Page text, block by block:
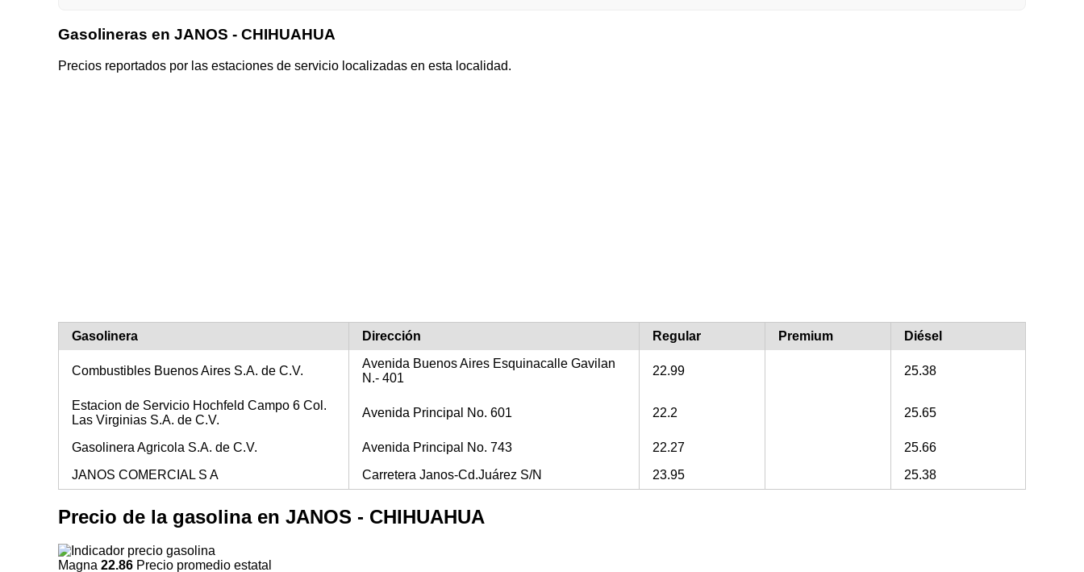
Gasolineras en JANOS - CHIHUAHUA
Precios reportados por las estaciones de servicio localizadas en esta localidad.
Gasolinera Dirección Regular Premium Diésel
Combustibles Buenos Aires S.A. de C.V.
Avenida Buenos Aires Esquinacalle Gavilan
N.- 401
22.99 25.38
Estacion de Servicio Hochfeld Campo 6 Col.
Las Virginias S.A. de C.V.
Avenida Principal No. 601 22.2 25.65
Gasolinera Agricola S.A. de C.V. Avenida Principal No. 743 22.27
25.66
JANOS COMERCIAL S A
Carretera Janos-Cd.Juárez S/N 23.95 25.38
Precio de la gasolina en JANOS - CHIHUAHUA
Magna 22.86 Precio promedio estatal